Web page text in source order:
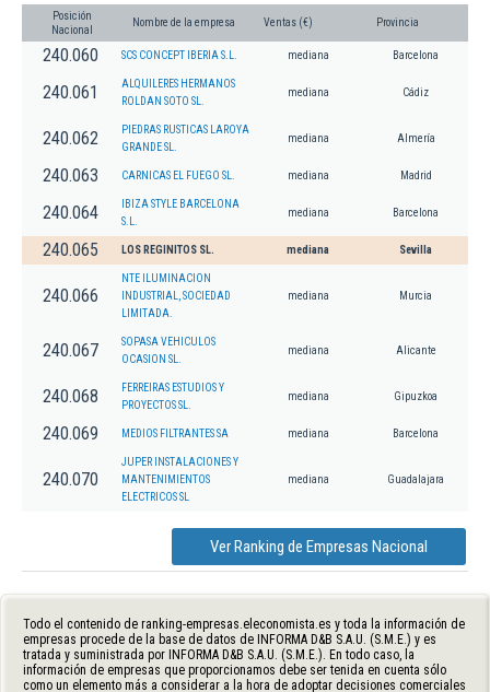
Posición
Nacional
Nombre de la empresa Ventas (€) Provincia
240.060 SCS CONCEPT IBERIA S.L. mediana Barcelona
240.061
ALQUILERES HERMANOS
ROLDAN SOTO SL.
mediana Cádiz
240.062
PIEDRAS RUSTICAS LAROYA
GRANDE SL.
mediana Almería
240.063 CARNICAS EL FUEGO SL. mediana Madrid
240.064
IBIZA STYLE BARCELONA
S.L.
mediana Barcelona
240.065 LOS REGINITOS SL. mediana Sevilla
240.066
NTE ILUMINACION
INDUSTRIAL, SOCIEDAD
LIMITADA.
mediana Murcia
240.067
SOPASA VEHICULOS
OCASION SL.
mediana Alicante
240.068
FERREIRAS ESTUDIOS Y
PROYECTOS SL.
mediana Gipuzkoa
240.069 MEDIOS FILTRANTES SA mediana Barcelona
240.070
JUPER INSTALACIONES Y
MANTENIMIENTOS
ELECTRICOS SL
mediana Guadalajara
Ver Ranking de Empresas Nacional
Todo el contenido de ranking-empresas.eleconomista.es y toda la información de
empresas procede de la base de datos de INFORMA D&B S.A.U. (S.M.E.) y es
tratada y suministrada por INFORMA D&B S.A.U. (S.M.E.). En todo caso, la
información de empresas que proporcionamos debe ser tenida en cuenta sólo
como un elemento más a considerar a la hora de adoptar decisiones comerciales